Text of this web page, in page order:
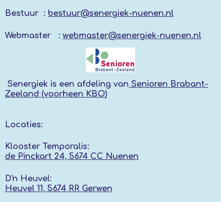
Bestuur : bestuur@senergiek-nuenen.nl
Webmaster : webmaster@senergiek-nuenen.nl
Senergiek is een afdeling van Senioren Brabant-
Zeeland (voorheen KBO)
Locaties:
Klooster Temporalis:
de Pinckart 24, 5674 CC Nuenen
D'n Heuvel:
Heuvel 11, 5674 RR Gerwen